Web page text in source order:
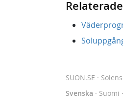
SUON.SE ·
Svenska · Suomi ·